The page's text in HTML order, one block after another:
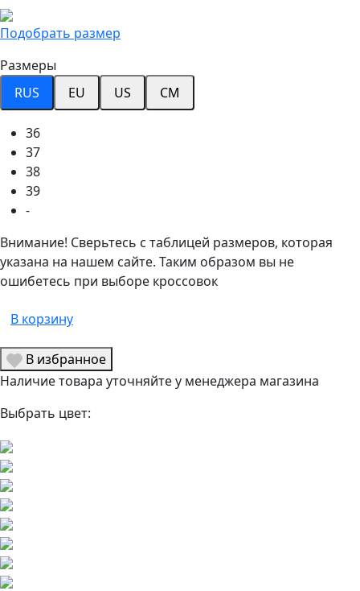
Подобрать размер
Размеры
RUS
EU US CM
36
37
38
39
-
Внимание! Сверьтесь с таблицей размеров, которая
указана на нашем сайте. Таким образом вы не
ошибетесь при выборе кроссовок
В корзину
В избранное
Наличие товара уточняйте у менеджера магазина
Выбрать цвет: